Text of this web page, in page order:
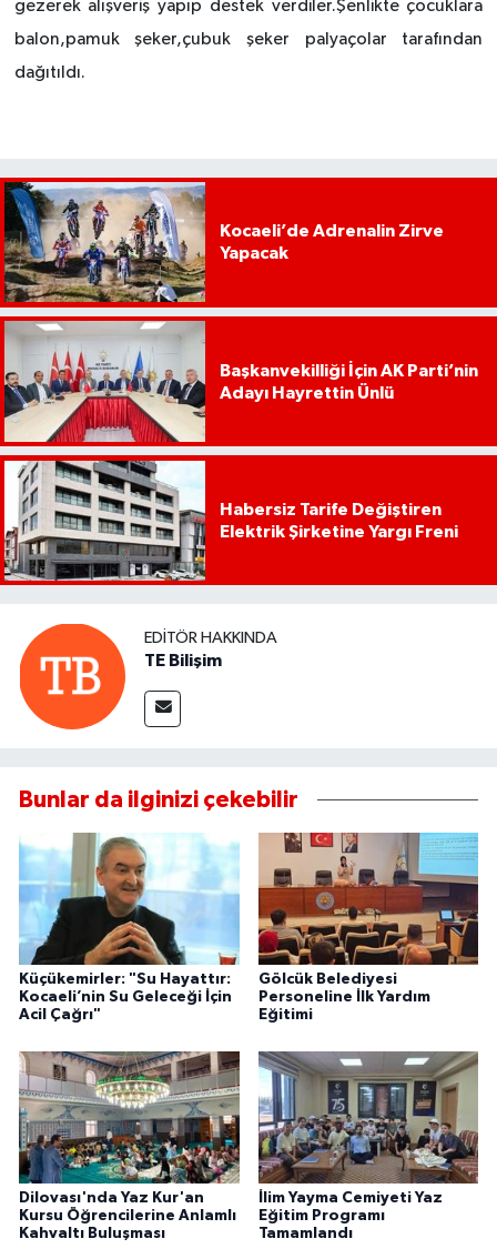
gezerek alışveriş yapıp destek verdiler.Şenlikte çocuklara
balon,pamuk şeker,çubuk şeker palyaçolar tarafından
dağıtıldı.
Kocaeli’de Adrenalin Zirve
Yapacak
Başkanvekilliği İçin AK Parti’nin
Adayı Hayrettin Ünlü
Habersiz Tarife Değiştiren
Elektrik Şirketine Yargı Freni
EDITÖR HAKKINDA
TE Bilişim
Bunlar da ilginizi çekebilir
Küçükemirler: "Su Hayattır:
Kocaeli’nin Su Geleceği İçin
Acil Çağrı"
Gölcük Belediyesi
Personeline İlk Yardım
Eğitimi
Dilovası'nda Yaz Kur'an
Kursu Öğrencilerine Anlamlı
Kahvaltı Buluşması
İlim Yayma Cemiyeti Yaz
Eğitim Programı
Tamamlandı